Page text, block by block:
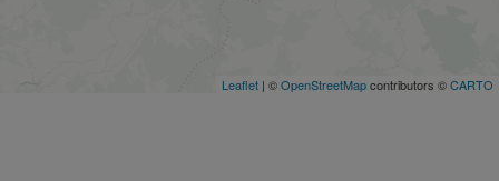
Leaflet | ©OpenStreetMapcontributors ©CARTO